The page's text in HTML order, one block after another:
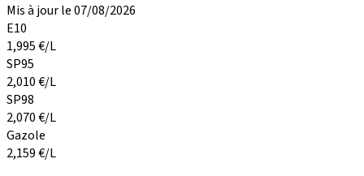
Mis à jour le 07/08/2026
E10
1,995€/L
SP95
2,010€/L
SP98
2,070€/L
Gazole
2,159€/L